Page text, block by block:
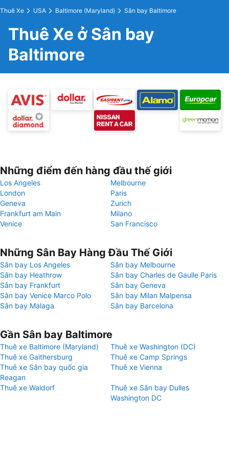
Thuê Xe USA Baltimore (Maryland) Sân bay Baltimore
Thuê Xe ở Sân bay
Baltimore
Những điểm đến hàng đầu thế giới
Los Angeles
Melbourne
London
Paris
Geneva
Zurich
Frankfurt am Main
Milano
Venice
San Francisco
Những Sân Bay Hàng Đầu Thế Giới
Sân bay Los Angeles
Sân bay Melbourne
Sân bay Heathrow
Sân bay Charles de Gaulle Paris
Sân bay Frankfurt
Sân bay Geneva
Sân bay Venice Marco Polo
Sân bay Milan Malpensa
Sân bay Malaga
Sân bay Barcelona
Gần Sân bay Baltimore
Thuê xe Baltimore (Maryland)
Thuê xe Washington (DC)
Thuê xe Gaithersburg
Thuê xe Camp Springs
Thuê xe Sân bay quốc gia
Reagan
Thuê xe Vienna
Thuê xe Waldorf
Thuê xe Sân bay Dulles
Washington DC